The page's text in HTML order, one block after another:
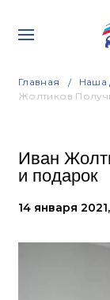
Главная Наша
Жолтиков
Иван
и подарок
14 января 2021,